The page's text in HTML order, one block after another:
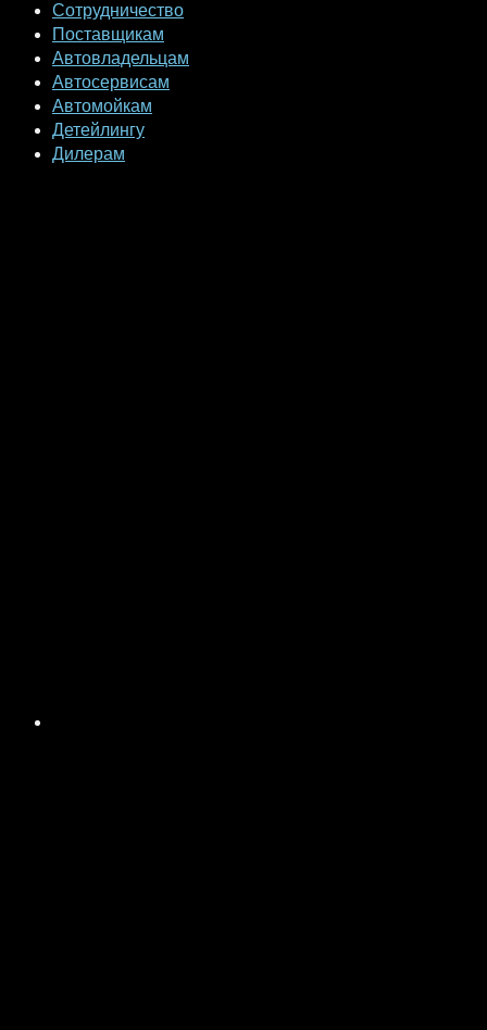
Сотрудничество
Поставщикам
Автовладельцам
Автосервисам
Автомойкам
Детейлингу
Дилерам